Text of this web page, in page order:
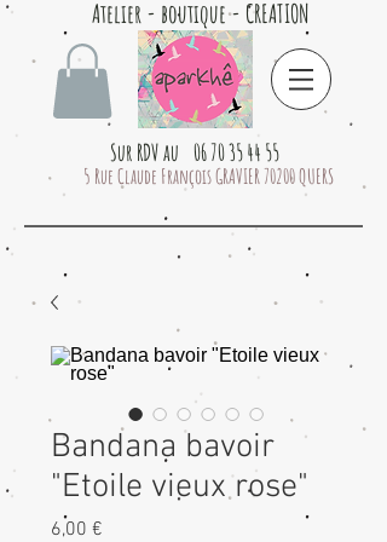
Atelier - boutique - CREATION
Sur RDV au 06 70 35 44 55
5 Rue Claude François GRAVIER 70200 QUERS
Bandana bavoir
"Etoile vieux rose"
6,00 €